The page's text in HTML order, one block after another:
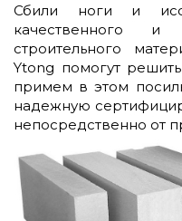
Сбили ноги и
качественного и
строительного
Ytong помогут
примем в этом
надежную
непосредственно от